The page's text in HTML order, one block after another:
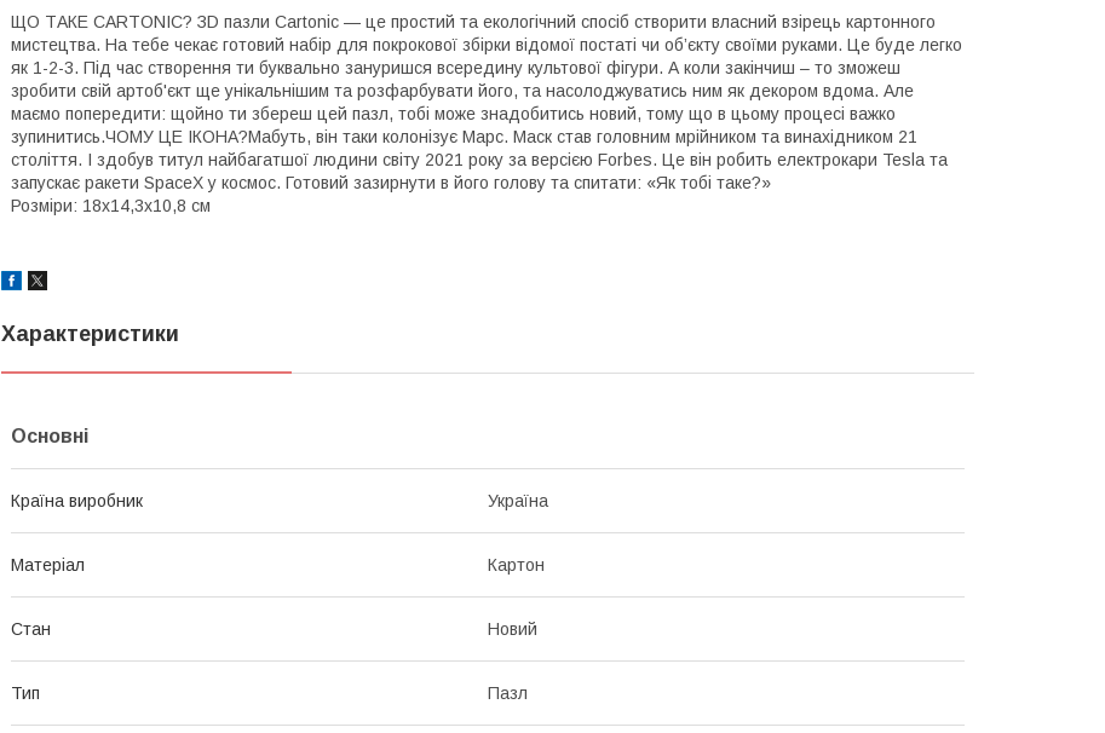
ЩО ТАКЕ CARTONIC? ЗD пазли Cartonic — це простий та екологічний спосіб створити власний взірець картонного
мистецтва. На тебе чекає готовий набір для покрокової збірки відомої постаті чи об’єкту своїми руками. Це буде легко
як 1-2-3. Під час створення ти буквально зануришся всередину культової фігури. А коли закінчиш – то зможеш
зробити свій артоб'єкт ще унікальнішим та розфарбувати його, та насолоджуватись ним як декором вдома. Але
маємо попередити: щойно ти збереш цей пазл, тобі може знадобитись новий, тому що в цьому процесі важко
зупинитись.ЧОМУ ЦЕ ІКОНА?Мабуть, він таки колонізує Марс. Маск став головним мрійником та винахідником 21
століття. І здобув титул найбагатшої людини світу 2021 року за версією Forbes. Це він робить електрокари Tesla та
запускає ракети SpaceX у космос. Готовий зазирнути в його голову та спитати: «Як тобі таке?»
Розміри: 18x14,3x10,8 см
Характеристики
Основні
Країна виробник Україна
Матеріал Картон
Стан Новий
Тип Пазл